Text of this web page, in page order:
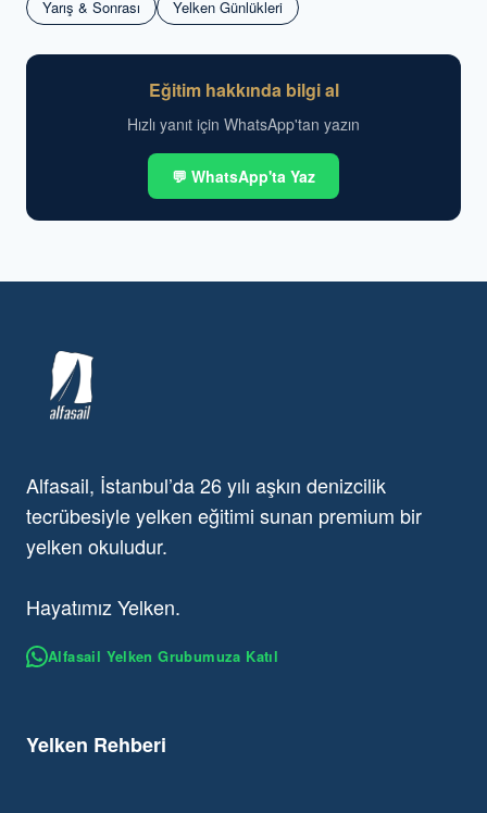
Yarış & Sonrası
Yelken Günlükleri
Eğitim hakkında bilgi al
Hızlı yanıt için WhatsApp'tan yazın
💬 WhatsApp'ta Yaz
Alfasail, İstanbul’da 26 yılı aşkın denizcilik
tecrübesiyle yelken eğitimi sunan premium bir
yelken okuludur.
Hayatımız Yelken.
Alfasail Yelken Grubumuza Katıl
Yelken Rehberi